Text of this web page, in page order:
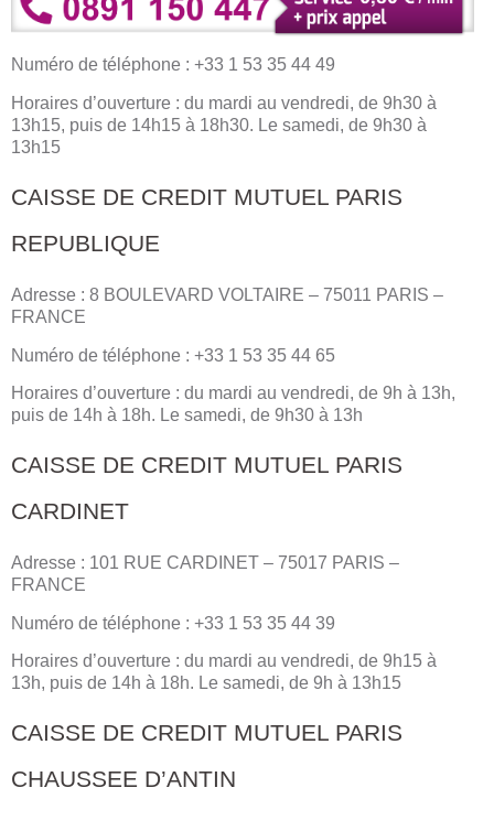
Numéro de téléphone : +33 1 53 35 44 49
Horaires d’ouverture : du mardi au vendredi, de 9h30 à
13h15, puis de 14h15 à 18h30. Le samedi, de 9h30 à
13h15
CAISSE DE CREDIT MUTUEL PARIS
REPUBLIQUE
Adresse : 8 BOULEVARD VOLTAIRE – 75011 PARIS –
FRANCE
Numéro de téléphone : +33 1 53 35 44 65
Horaires d’ouverture : du mardi au vendredi, de 9h à 13h,
puis de 14h à 18h. Le samedi, de 9h30 à 13h
CAISSE DE CREDIT MUTUEL PARIS
CARDINET
Adresse : 101 RUE CARDINET – 75017 PARIS –
FRANCE
Numéro de téléphone : +33 1 53 35 44 39
Horaires d’ouverture : du mardi au vendredi, de 9h15 à
13h, puis de 14h à 18h. Le samedi, de 9h à 13h15
CAISSE DE CREDIT MUTUEL PARIS
CHAUSSEE D’ANTIN